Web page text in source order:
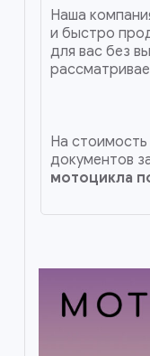
Наша
и быстро
для вас без
На
документов
мотоцикла